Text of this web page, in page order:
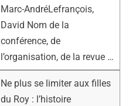
Marc-AndréLefrançois,
David Nom de la
conférence, de
l’organisation, de la revue …
Ne plus se limiter aux filles
du Roy : l’histoire